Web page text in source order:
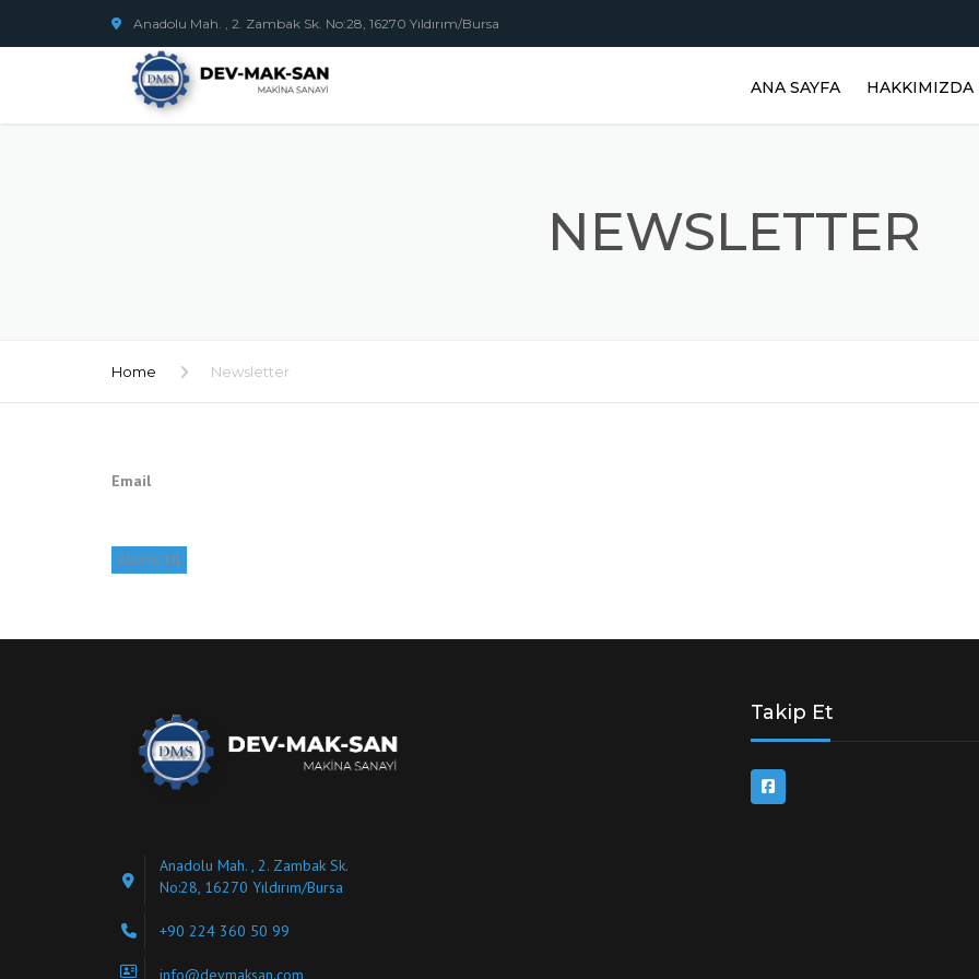
Anadolu Mah. , 2. Zambak Sk. No:28, 16270 Yıldırım/Bursa
ANA SAYFA HAKKIMIZDA
NEWSLETTER
Home Newsletter
Email
Anadolu Mah. , 2. Zambak Sk.
No:28, 16270 Yıldırım/Bursa
+90 224 360 50 99
info@devmaksan.com
Takip Et